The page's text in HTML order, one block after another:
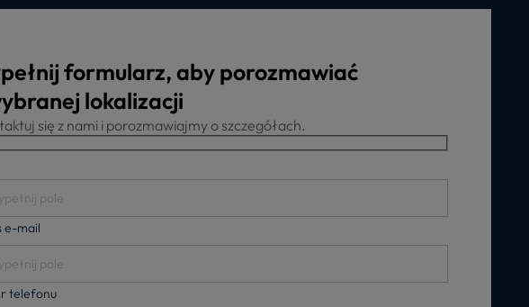
formularz, aby porozmawiać
lokalizacji
się z nami i porozmawiajmy o szczegółach.
e-mail
telefonu